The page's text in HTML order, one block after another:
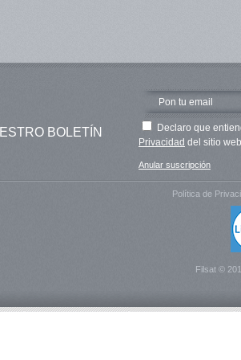
BOLETÍN
Declaro que
Privacidad del sitio
Anular suscripción
Política de
Filsat ©